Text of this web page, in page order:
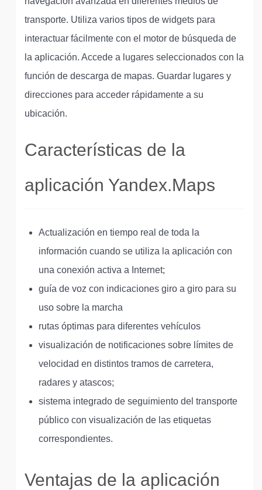
transporte. Utiliza varios tipos de widgets para
interactuar fácilmente con el motor de búsqueda de
la aplicación. Accede a lugares seleccionados con la
función de descarga de mapas. Guardar lugares y
direcciones para acceder rápidamente a su
ubicación.
Características de la
aplicación Yandex.Maps
Actualización en tiempo real de toda la
información cuando se utiliza la aplicación con
una conexión activa a Internet;
guía de voz con indicaciones giro a giro para su
uso sobre la marcha
rutas óptimas para diferentes vehículos
visualización de notificaciones sobre límites de
velocidad en distintos tramos de carretera,
radares y atascos;
sistema integrado de seguimiento del transporte
público con visualización de las etiquetas
correspondientes.
Ventajas de la aplicación